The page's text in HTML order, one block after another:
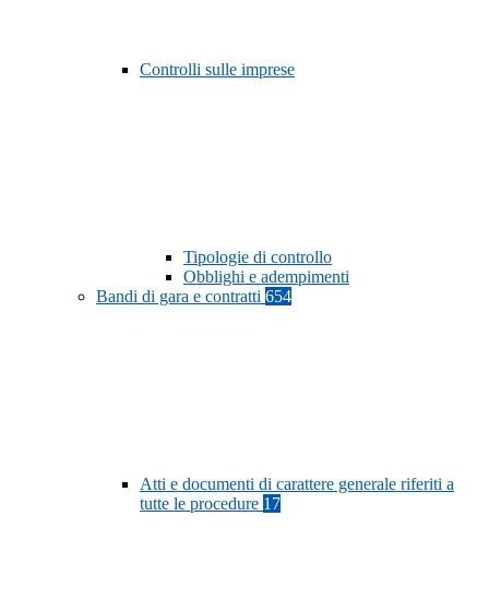
Controlli sulle imprese
Tipologie di controllo
Obblighi e adempimenti
Bandi di gara e contratti 654
Atti e documenti di carattere generale riferiti a
tutte le procedure 17